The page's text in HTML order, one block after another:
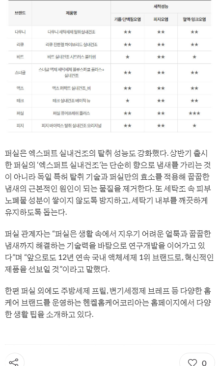
퍼실은 엑스퍼트 실내건조의 탈취 성능도 강화했다. 상반기 출시
한 퍼실의 ‘엑스퍼트 실내건조’는 단순히 향으로 냄새를 가리는 것
이 아니라 독일 특허 탈취 기술과 퍼실만의 효소를 적용해 꿉꿉한
냄새의 근본적인 원인이 되는 물질을 제거한다. 또 세탁조 속 피부
노폐물 성분이 쌓이지 않도록 방지하고, 세탁기 내부를 깨끗하게
유지하도록 돕는다.
퍼실 관계자는 “퍼실은 생활 속에서 지우기 어려운 얼룩과 꿉꿉한
냄새까지 해결하는 기술력을 바탕으로 연구개발을 이어가고 있
다”며 “앞으로도 12년 연속 국내 액체세제 1위 브랜드로, 혁신적인
제품을 선보일 것”이라고 말했다.
한편 퍼실 외에도 주방세제 프릴, 변기세정제 브레프 등 다양한 홈
케어 브랜드를 운영하는 헨켈홈케어코리아는 홈페이지에서 다양
한 생활 팁을 소개하고 있다.
0